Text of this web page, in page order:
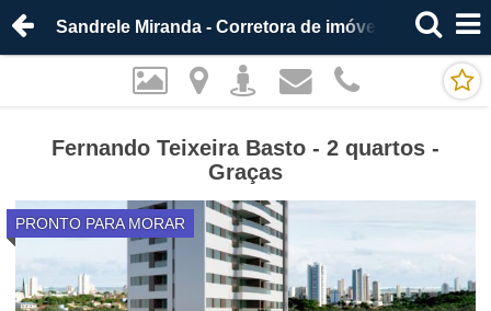
Sandrele Miranda - Corretora de imóveis
Fernando Teixeira Basto - 2 quartos -
Graças
PRONTO PARA MORAR